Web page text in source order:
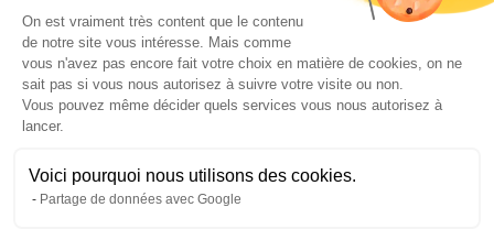
Plateforme de Gestion du
On est vraiment très content que le contenu
de notre site vous intéresse. Mais comme
vous n'avez pas encore fait votre choix en matière de cookies, on ne
sait pas si vous nous autorisez à suivre votre visite ou non.
Vous pouvez même décider quels services vous nous autorisez à
lancer.
Voici pourquoi nous utilisons des cookies.
Partage de données avec Google